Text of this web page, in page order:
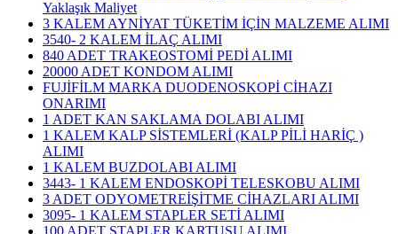
Yaklaşık Maliyet
3 KALEM AYNİYAT TÜKETİM İÇİN MALZEME ALIMI
3540- 2 KALEM İLAÇ ALIMI
840 ADET TRAKEOSTOMİ PEDİ ALIMI
20000 ADET KONDOM ALIMI
FUJİFİLM MARKA DUODENOSKOPİ CİHAZI
ONARIMI
1 ADET KAN SAKLAMA DOLABI ALIMI
1 KALEM KALP SİSTEMLERİ (KALP PİLİ HARİÇ )
ALIMI
1 KALEM BUZDOLABI ALIMI
3443- 1 KALEM ENDOSKOPİ TELESKOBU ALIMI
3 ADET ODYOMETREİŞİTME CİHAZLARI ALIMI
3095- 1 KALEM STAPLER SETİ ALIMI
100 ADET STAPLER KARTUŞU ALIMI